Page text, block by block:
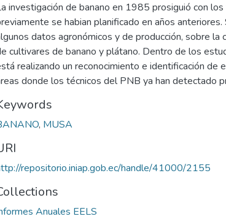
investigación de banano en 1985 prosiguió con
se habian planificado en años
datos agronómicos y de producción, sobre la
cultivares de banano y plátano. Dentro de los
realizando un reconocimiento e identificación de
donde los técnicos del PNB ya han detectado
, MUSA
repositorio.iniap.gob.ec/handle/41000/2155
Anuales EELS